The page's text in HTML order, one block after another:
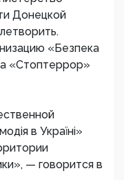
Донецкой
«Безпека
«Стоптеррор»
в Україні»
— говорится в